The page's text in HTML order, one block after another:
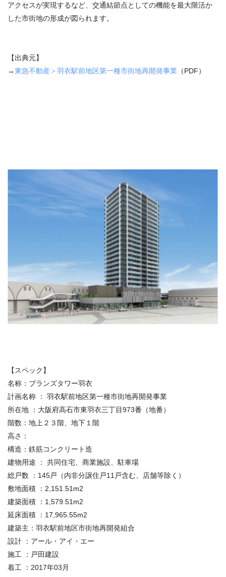
アクセスが実現するなど、交通結節点としての機能を最大限活か
した市街地の形成が図られます。
【出典元】
→東急不動産＞羽衣駅前地区第一種市街地再開発事業 （PDF）
【スペック】
名称：ブランズタワー羽衣
計画名称 ： 羽衣駅前地区第一種市街地再開発事業
所在地 ：大阪府高石市東羽衣三丁目973番（地番）
階数：地上２３階、地下１階
高さ：
構造：鉄筋コンクリート造
建物用途 ： 共同住宅、商業施設、駐車場
総戸数 ：145戸（内非分譲住戸11戸含む、店舗等除く）
敷地面積 ：2,151.51m2
建築面積 ：1,579.51m2
延床面積 ：17,965.55m2
建築主：羽衣駅前地区市街地再開発組合
設計 ：アール・アイ・エー
施工 ：戸田建設
着工 ：2017年03月